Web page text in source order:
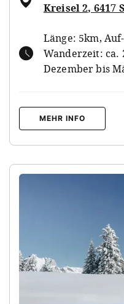
Kreisel 2, 6417
Länge: 5km,
Wanderzeit: ca.
Dezember bis
MEHR INFO